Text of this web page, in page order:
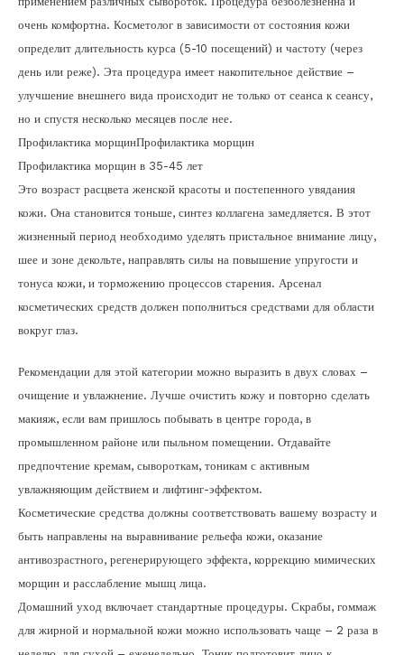
очень комфортна. Косметолог в зависимости от состояния кожи
определит длительность курса (5-10 посещений) и частоту (через
день или реже). Эта процедура имеет накопительное действие –
улучшение внешнего вида происходит не только от сеанса к сеансу,
но и спустя несколько месяцев после нее.
Профилактика морщинПрофилактика морщин
Профилактика морщин в 35-45 лет
Это возраст расцвета женской красоты и постепенного увядания
кожи. Она становится тоньше, синтез коллагена замедляется. В этот
жизненный период необходимо уделять пристальное внимание лицу,
шее и зоне декольте, направлять силы на повышение упругости и
тонуса кожи, и торможению процессов старения. Арсенал
косметических средств должен пополниться средствами для области
вокруг глаз.
Рекомендации для этой категории можно выразить в двух словах –
очищение и увлажнение. Лучше очистить кожу и повторно сделать
макияж, если вам пришлось побывать в центре города, в
промышленном районе или пыльном помещении. Отдавайте
предпочтение кремам, сывороткам, тоникам с активным
увлажняющим действием и лифтинг-эффектом.
Косметические средства должны соответствовать вашему возрасту и
быть направлены на выравнивание рельефа кожи, оказание
антивозрастного, регенерирующего эффекта, коррекцию мимических
морщин и расслабление мышц лица.
Домашний уход включает стандартные процедуры. Скрабы, гоммаж
для жирной и нормальной кожи можно использовать чаще – 2 раза в